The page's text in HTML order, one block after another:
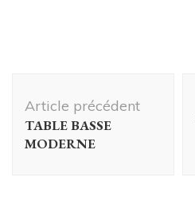
d'article
Article précédent
TABLE BASSE
MODERNE